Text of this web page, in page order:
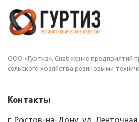
ООО «Гуртиз». Снабжение предприятий
сельского хозяйства резиновыми
Контакты
г. Ростов-на-Дону, ул.